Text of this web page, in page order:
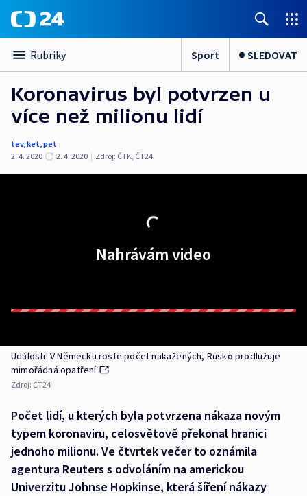
Rubriky Sport SLEDOVAT
Koronavirus byl potvrzen u
více než milionu lidí
tev,ket,pet
2. 4. 2020
2. 4. 2020 | Zdroj: ČTK, ČT24
Nahrávám video
Události: V Německu roste počet nakažených, Rusko prodlužuje
mimořádná opatření
Zdroj: ČT24
Počet lidí, u kterých byla potvrzena nákaza novým
typem koronaviru, celosvětově překonal hranici
jednoho milionu. Ve čtvrtek večer to oznámila
agentura Reuters s odvoláním na americkou
Univerzitu Johnse Hopkinse, která šíření nákazy